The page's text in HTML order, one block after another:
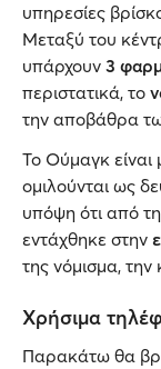
υπηρεσίες
Μεταξύ του
υπάρχουν 3
περιστατικά, το
την αποβάθρα
Το Ούμαγκ είναι
ομιλούνται ως
υπόψη ότι από
εντάχθηκε στην
της νόμισμα, την
Χρήσιμα
Παρακάτω θα